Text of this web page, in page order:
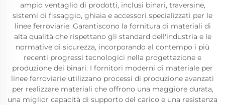
ampio ventaglio di prodotti, inclusi binari, traversine,
sistemi di fissaggio, ghiaia e accessori specializzati per le
linee ferroviarie. Garantiscono la fornitura di materiali di
alta qualità che rispettano gli standard dell'industria e le
normative di sicurezza, incorporando al contempo i più
recenti progressi tecnologici nella progettazione e
produzione dei binari. I fornitori moderni di materiale per
linee ferroviarie utilizzano processi di produzione avanzati
per realizzare materiali che offrono una maggiore durata,
una miglior capacità di supporto del carico e una resistenza